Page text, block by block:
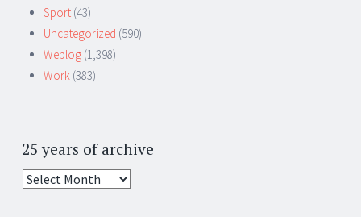
Sport (43)
Uncategorized (590)
Weblog (1,398)
Work (383)
25 years of archive
25